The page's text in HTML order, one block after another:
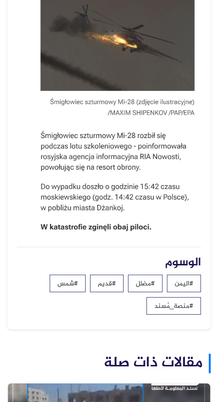
الوسوم
#اليمن #مضلل #قديم
#شمس
#منصة_مُسند
مقالات ذات صلة